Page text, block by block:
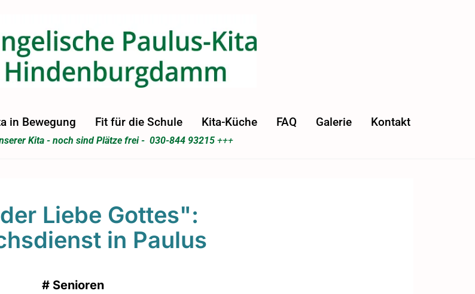
in Bewegung Fit für die Schule Kita-Küche FAQ Galerie Kontakt
Kita - noch sind Plätze frei - 030-844 93215+++
Liebe Gottes":
in Paulus
# Senioren